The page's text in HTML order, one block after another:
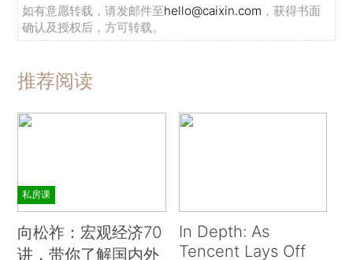
如有意愿转载，请发邮件至hello@caixin.com ，获得书面
确认及授权后，方可转载。
推荐阅读
私房课
向松祚：宏观经济70
讲，带你了解国内外
In Depth: As
Tencent Lays Off